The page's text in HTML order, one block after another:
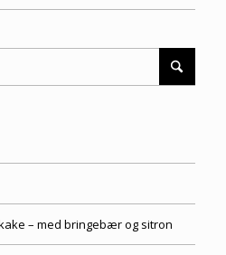
– med bringebær og sitron